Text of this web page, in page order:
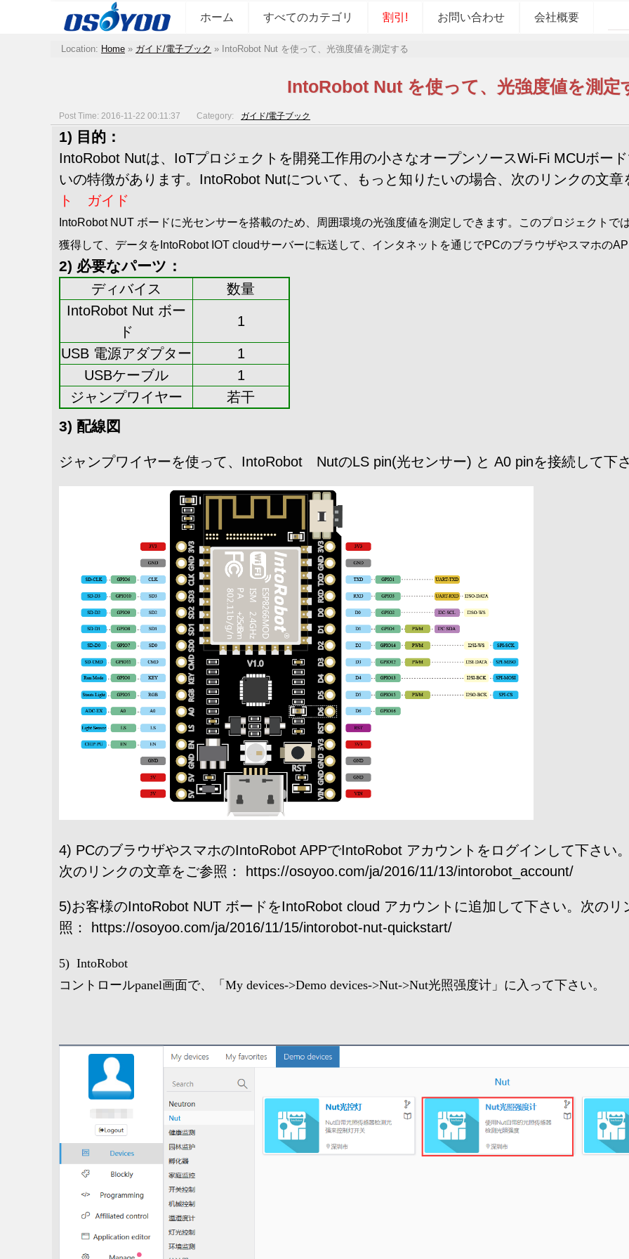
ホーム すべてのカテゴリ 割引! お問い合わせ 会社概要
Location: Home » ガイド/電子ブック » IntoRobot Nut を使って、光強度値を測定する
IntoRobot Nut を使って、光強度値を測定
Post Time: 2016-11-22 00:11:37 Category: ガイド/電子ブック
1) 目的：
IntoRobot Nutは、IoTプロジェクトを開発工作用の小さなオープンソースWi-Fi MCUボー
いの特徴があります。IntoRobot Nutについて、もっと知りたいの場合、次のリンクの文章
ト ガイド
IntoRobot NUT ボードに光センサーを搭載のため、周囲環境の光強度値を測定しできます。このプロジェクトで
獲得して、 データをIntoRobot IOT cloudサーバーに転送して、インタネットを通じでPCのブラウザやスマホの
2) 必要なパーツ：
ディバイス
数量
IntoRobot Nut ボー
ド
1
USB 電源アダプター
1
USBケーブル
1
ジャンプワイヤー
若干
3) 配線図
ジャンプワイヤーを使って、IntoRobot NutのLS pin(光センサー) と A0 pinを接続して下
4) PCのブラウザやスマホのIntoRobot APPでIntoRobot アカウントをログインして下さい
次のリンクの文章をご参照： https://osoyoo.com/ja/2016/11/13/intorobot_account/
5)お客様のIntoRobot NUT ボードをIntoRobot cloud アカウントに追加して下さい。次のリ
照： https://osoyoo.com/ja/2016/11/15/intorobot-nut-quickstart/
5) IntoRobot
コントロールpanel画面で、「My devices->Demo devices->Nut->Nut光照强度计」に入って下さい。